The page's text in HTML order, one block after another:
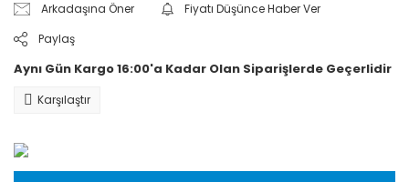
Arkadaşına Öner
Fiyatı Düşünce Haber Ver
Paylaş
Aynı Gün Kargo 16:00'a Kadar Olan Siparişlerde Geçerlidir
Karşılaştır